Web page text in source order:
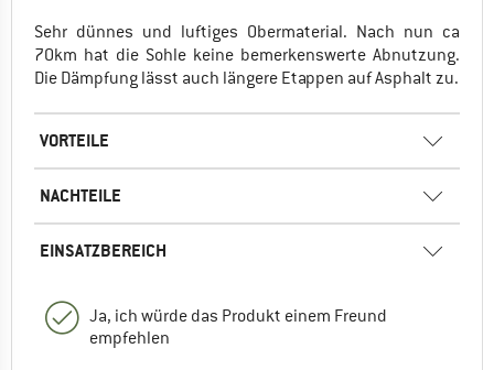
Sehr dünnes und luftiges Obermaterial. Nach nun ca
70km hat die Sohle keine bemerkenswerte Abnutzung.
Die Dämpfung lässt auch längere Etappen auf Asphalt zu.
VORTEILE
NACHTEILE
EINSATZBEREICH
Ja, ich würde das Produkt einem Freund
empfehlen